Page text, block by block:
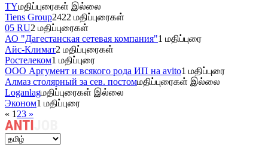
TYமதிப்புரைகள் இல்லை
Tiens Group2422 மதிப்புரைகள்
05 RU2 மதிப்புரைகள்
АО "Дагестанская сетевая компания"1 மதிப்புரை
Айс-Климат2 மதிப்புரைகள்
Ростелеком1 மதிப்புரை
ООО Аргумент и всякого рода ИП на avito1 மதிப்புரை
Алмаз столярный за сев. постомமதிப்புரைகள் இல்லை
Loganlagமதிப்புரைகள் இல்லை
Эконом1 மதிப்புரை
« 1 23 »